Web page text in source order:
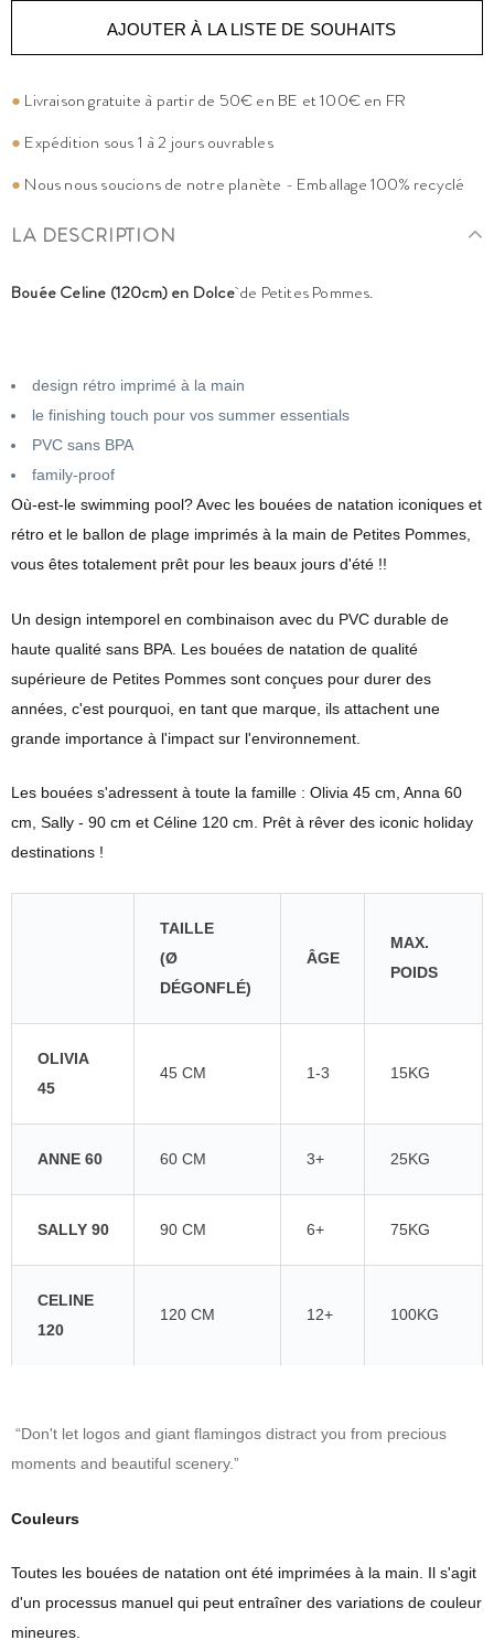
AJOUTER À LA LISTE DE SOUHAITS
● Livraison gratuite à partir de 50€ en BE et 100€ en FR
● Expédition sous 1 à 2 jours ouvrables
● Nous nous soucions de notre planète - Emballage 100% recyclé
LA DESCRIPTION
Bouée Celine (120cm) en Dolcede Petites Pommes.
design rétro imprimé à la main
le finishing touch pour vos summer essentials
PVC sans BPA
family-proof
Où-est-le swimming pool? Avec les bouées de natation iconiques et
rétro et le ballon de plage imprimés à la main de Petites Pommes,
vous êtes totalement prêt pour les beaux jours d'été !!
Un design intemporel en combinaison avec du PVC durable de
haute qualité sans BPA. Les bouées de natation de qualité
supérieure de Petites Pommes sont conçues pour durer des
années, c'est pourquoi, en tant que marque, ils attachent une
grande importance à l'impact sur l'environnement.
Les bouées s'adressent à toute la famille : Olivia 45 cm, Anna 60
cm, Sally - 90 cm et Céline 120 cm. Prêt à rêver des iconic holiday
destinations !
TAILLE
(Ø
DÉGONFLÉ)
ÂGE
MAX.
POIDS
OLIVIA
45
45 CM 1-3 15KG
ANNE 60 60 CM 3+ 25KG
SALLY 90 90 CM 6+ 75KG
CELINE
120
120 CM 12+ 100KG
“Don't let logos and giant flamingos distract you from precious
moments and beautiful scenery.”
Couleurs
Toutes les bouées de natation ont été imprimées à la main. Il s'agit
d'un processus manuel qui peut entraîner des variations de couleur
mineures.